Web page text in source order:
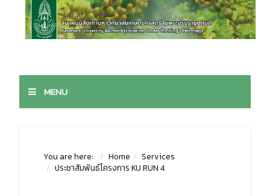
MENU
You are here: Home
Services
ประชาสัมพันธ์โครงการ KU RUN 4